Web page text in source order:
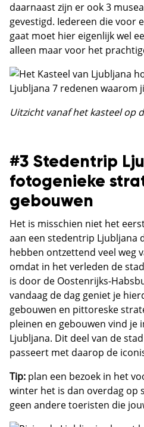
daarnaast zijn er ook 3
gevestigd. Iedereen die voor
gaat moet hier eigenlijk wel
alleen maar voor het
Uitzicht vanaf het kasteel op
#3 Stedentrip
fotogenieke
gebouwen
Het is misschien niet het
aan een stedentrip Ljubljana
hebben ontzettend veel weg
omdat in het verleden de
is door de Oostenrijks-
vandaag de dag geniet je
gebouwen en pittoreske
pleinen en gebouwen vind je
Ljubljana. Dit deel van de
passeert met daarop de
Tip: plan een bezoek in het
winter het is dan overdag op
geen andere toeristen die